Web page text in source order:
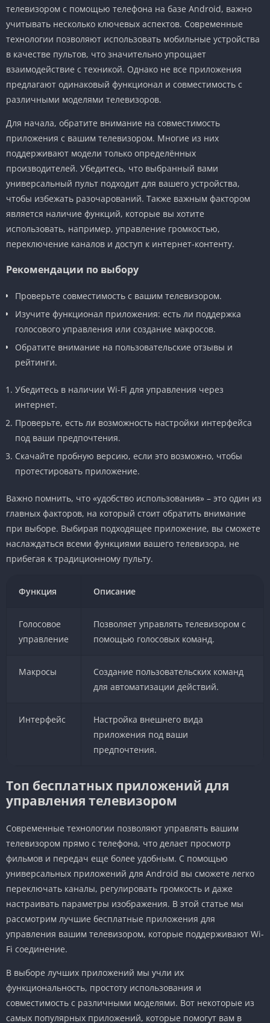
телевизором с помощью телефона на базе Android, важно
учитывать несколько ключевых аспектов. Современные
технологии позволяют использовать мобильные устройства
в качестве пультов, что значительно упрощает
взаимодействие с техникой. Однако не все приложения
предлагают одинаковый функционал и совместимость с
различными моделями телевизоров.
Для начала, обратите внимание на совместимость
приложения с вашим телевизором. Многие из них
поддерживают модели только определённых
производителей. Убедитесь, что выбранный вами
универсальный пульт подходит для вашего устройства,
чтобы избежать разочарований. Также важным фактором
является наличие функций, которые вы хотите
использовать, например, управление громкостью,
переключение каналов и доступ к интернет-контенту.
Рекомендации по выбору
Проверьте совместимость с вашим телевизором.
Изучите функционал приложения: есть ли поддержка
голосового управления или создание макросов.
Обратите внимание на пользовательские отзывы и
рейтинги.
Убедитесь в наличии Wi-Fi для управления через
интернет.
Проверьте, есть ли возможность настройки интерфейса
под ваши предпочтения.
Скачайте пробную версию, если это возможно, чтобы
протестировать приложение.
Важно помнить, что «удобство использования» – это один из
главных факторов, на который стоит обратить внимание
при выборе. Выбирая подходящее приложение, вы сможете
наслаждаться всеми функциями вашего телевизора, не
прибегая к традиционному пульту.
Функция Описание
Голосовое
управление
Позволяет управлять телевизором с
помощью голосовых команд.
Макросы
Создание пользовательских команд
для автоматизации действий.
Интерфейс
Настройка внешнего вида
приложения под ваши
предпочтения.
Топ бесплатных приложений для
управления телевизором
Современные технологии позволяют управлять вашим
телевизором прямо с телефона, что делает просмотр
фильмов и передач еще более удобным. С помощью
универсальных приложений для Android вы сможете легко
переключать каналы, регулировать громкость и даже
настраивать параметры изображения. В этой статье мы
рассмотрим лучшие бесплатные приложения для
управления вашим телевизором, которые поддерживают Wi-
Fi соединение.
В выборе лучших приложений мы учли их
функциональность, простоту использования и
совместимость с различными моделями. Вот некоторые из
самых популярных приложений, которые помогут вам в